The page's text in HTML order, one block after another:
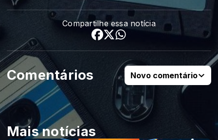
Compartilhe essa notícia
Comentários Novo comentário
Mais notícias